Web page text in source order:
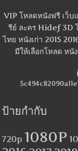
VIP โหลดหนังฟรี เว็บ
รีย์ ละคร Hidef 3D
ไทย หนังเก่า 2015
มีให้เลือกโหลด ห
ป้ายกำกับ
720p 1080P